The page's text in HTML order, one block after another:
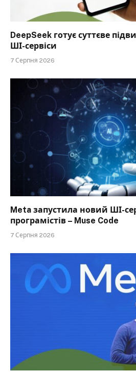
DeepSeek готує суттєве
ШІ-сервіси
7 Серпня 2026
Meta запустила новий ШІ-
програмістів – Muse Code
7 Серпня 2026